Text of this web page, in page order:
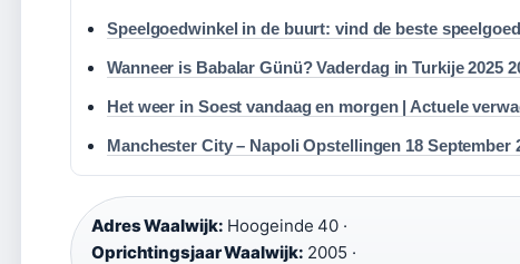
Speelgoedwinkel in de buurt: vind de beste
Wanneer is Babalar Günü? Vaderdag in Turkije 2025
Het weer in Soest vandaag en morgen | Actuele
Manchester City – Napoli Opstellingen 18 September
Adres Waalwijk: Hoogeinde 40 ·
Oprichtingsjaar Waalwijk: 2005 ·